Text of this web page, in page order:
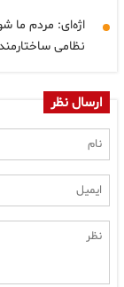
اژه‌ای: مردم ما
نظامی
ارسال نظر